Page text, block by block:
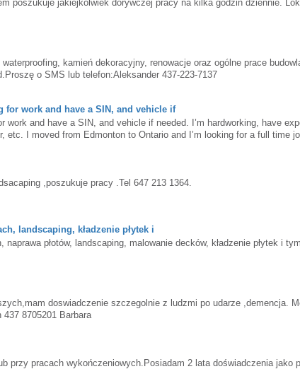
poszukuje jakiejkolwiek dorywczej pracy na kilka godzin dziennie.
kamień dekoracyjny, renowacje oraz ogólne prace
o SMS lub telefon:Aleksander 437-223-7137
for work and have a SIN, and vehicle if
work and have a SIN, and vehicle if needed. I’m hardworking, have
etc. I moved from Edmonton to Ontario and I’m looking for a full time
,poszukuje pracy .Tel 647 213 1364.
landscaping, kładzenie płytek i
płotów, landscaping, malowanie decków, kładzenie płytek i
doswiadczenie szczegolnie z ludzmi po udarze ,demencja.
8705201 Barbara
przy pracach wykończeniowych.Posiadam 2 lata doświadczenia jako